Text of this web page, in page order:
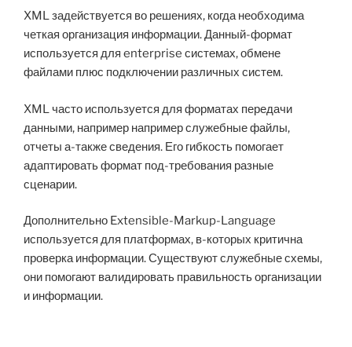
XML задействуется во решениях, когда необходима
четкая организация информации. Данный-формат
используется для enterprise системах, обмене
файлами плюс подключении различных систем.
XML часто используется для форматах передачи
данными, например например служебные файлы,
отчеты а-также сведения. Его гибкость помогает
адаптировать формат под-требования разные
сценарии.
Дополнительно Extensible-Markup-Language
используется для платформах, в-которых критична
проверка информации. Существуют служебные схемы,
они помогают валидировать правильность организации
и информации.